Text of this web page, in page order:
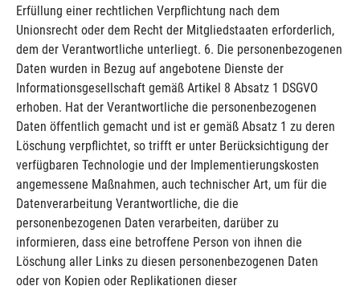
Erfüllung einer rechtlichen Verpflichtung nach dem
Unionsrecht oder dem Recht der Mitgliedstaaten erforderlich,
dem der Verantwortliche unterliegt. 6. Die personenbezogenen
Daten wurden in Bezug auf angebotene Dienste der
Informationsgesellschaft gemäß Artikel 8 Absatz 1 DSGVO
erhoben. Hat der Verantwortliche die personenbezogenen
Daten öffentlich gemacht und ist er gemäß Absatz 1 zu deren
Löschung verpflichtet, so trifft er unter Berücksichtigung der
verfügbaren Technologie und der Implementierungskosten
angemessene Maßnahmen, auch technischer Art, um für die
Datenverarbeitung Verantwortliche, die die
personenbezogenen Daten verarbeiten, darüber zu
informieren, dass eine betroffene Person von ihnen die
Löschung aller Links zu diesen personenbezogenen Daten
oder von Kopien oder Replikationen dieser